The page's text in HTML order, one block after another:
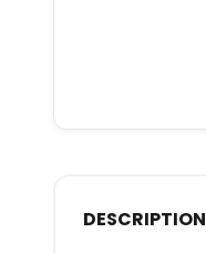
DESCRIPTION